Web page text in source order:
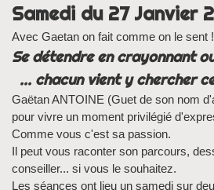
Samedi du 27 Janvier
Avec Gaetan on fait comme on le sent !
Se détendre en crayonnant
... chacun vient y chercher
Gaëtan ANTOINE (Guet de son nom
pour vivre un moment privilégié
Comme vous c'est sa passion.
Il peut vous raconter son parcours,
conseiller... si vous le souhaitez.
Les séances ont lieu un samedi sur